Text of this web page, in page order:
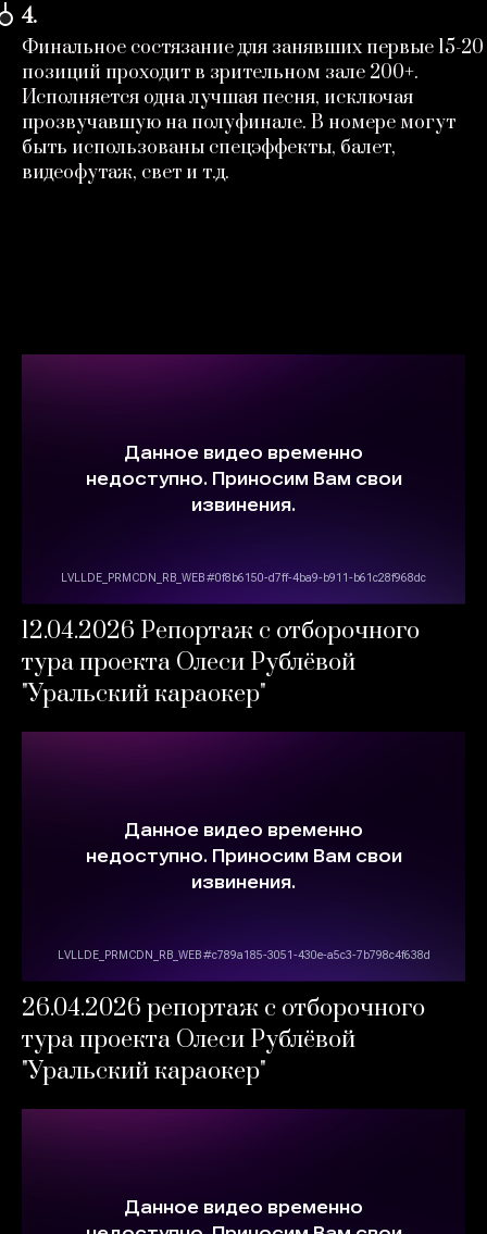
4.
Финальное состязание для занявших первые 15-20
позиций проходит в зрительном зале 200+.
Исполняется одна лучшая песня, исключая
прозвучавшую на полуфинале. В номере могут
быть использованы спецэффекты, балет,
видеофутаж, свет и т.д.
12.04.2026 Репортаж с отборочного
тура проекта Олеси Рублёвой
"Уральский караокер"
26.04.2026 репортаж с отборочного
тура проекта Олеси Рублёвой
"Уральский караокер"